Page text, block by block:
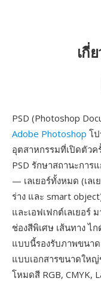
เกี่
PSD (Photoshop
Adobe Photoshop โ
อุตสาหกรรมที่เปิดตัว
PSD รักษาสถานะกา
— เลเยอร์ทั้งหมด (เล
ร่าง และ smart
และเอฟเฟกต์เลเยอร์
ช่องสีพิเศษ เส้นทาง ไ
แบบนี้รองรับภาพขนาด
แบบเอกสารขนาดให
โหมดสี RGB, CMYK,